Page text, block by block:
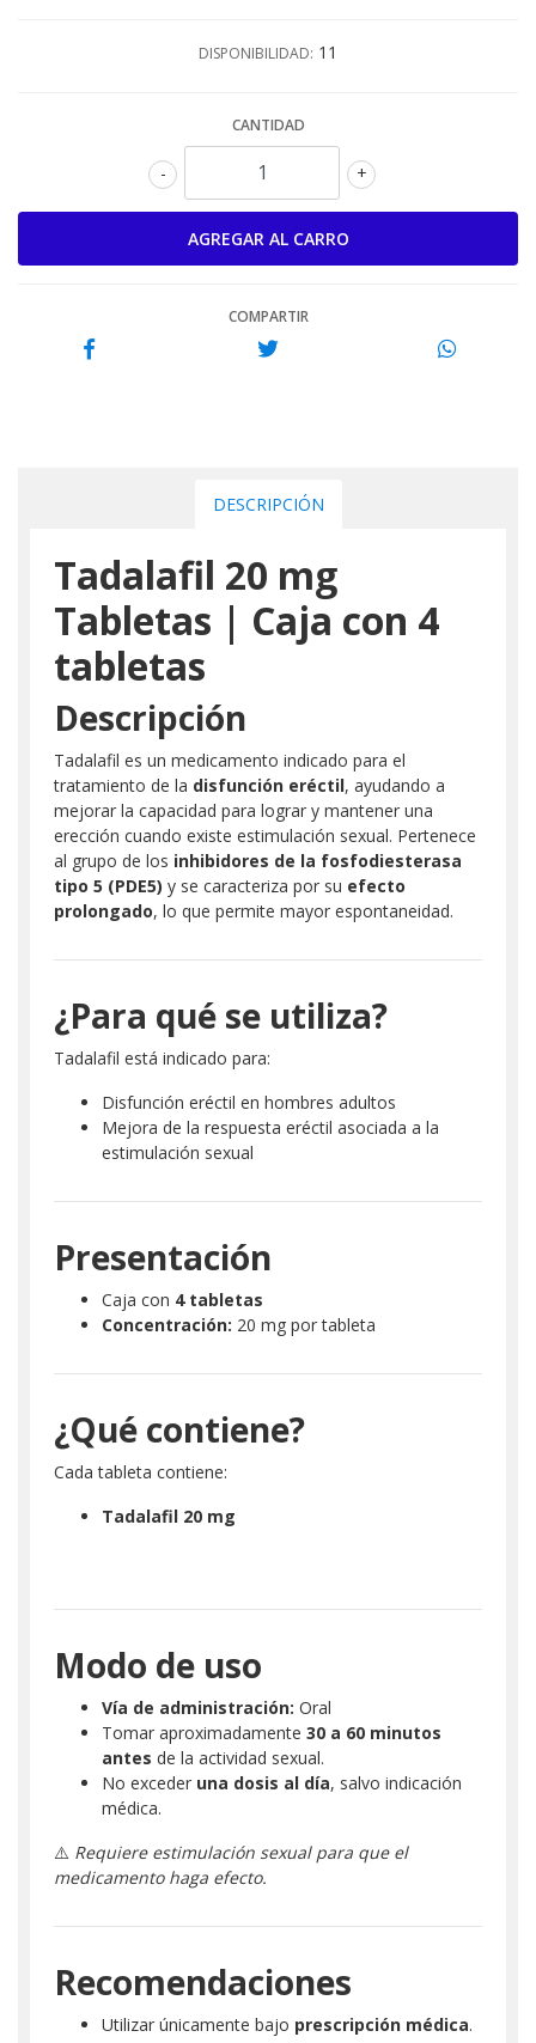
DISPONIBILIDAD: 11
CANTIDAD
+
-
COMPARTIR
DESCRIPCIÓN
Tadalafil 20 mg
Tabletas | Caja con 4
tabletas
Descripción
Tadalafil es un medicamento indicado para el
tratamiento de la disfunción eréctil, ayudando a
mejorar la capacidad para lograr y mantener una
erección cuando existe estimulación sexual. Pertenece
al grupo de los inhibidores de la fosfodiesterasa
tipo 5 (PDE5) y se caracteriza por su efecto
prolongado, lo que permite mayor espontaneidad.
¿Para qué se utiliza?
Tadalafil está indicado para:
Disfunción eréctil en hombres adultos
Mejora de la respuesta eréctil asociada a la
estimulación sexual
Presentación
Caja con 4 tabletas
Concentración: 20 mg por tableta
¿Qué contiene?
Cada tableta contiene:
Tadalafil 20 mg
Modo de uso
Vía de administración: Oral
Tomar aproximadamente 30 a 60 minutos
antes de la actividad sexual.
No exceder una dosis al día, salvo indicación
médica.
⚠️ Requiere estimulación sexual para que el
medicamento haga efecto.
Recomendaciones
Utilizar únicamente bajo prescripción médica.